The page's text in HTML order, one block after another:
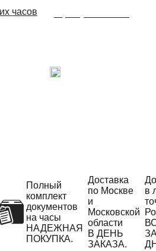
Полный
комплект
документов
на часы
НАДЕЖНАЯ
ПОКУПКА.
Доставка
по Москве
и
Московской
области
В ДЕНЬ
ЗАКАЗА.
в